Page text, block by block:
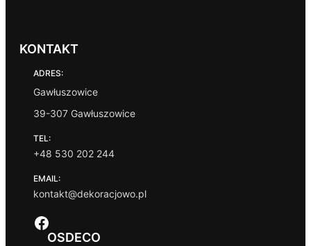
KONTAKT
ADRES:
Gawłuszowice
39-307 Gawłuszowice
TEL:
+48 530 202 244
EMAIL:
kontakt@dekoracjowo.pl
Facebook
OSDECO